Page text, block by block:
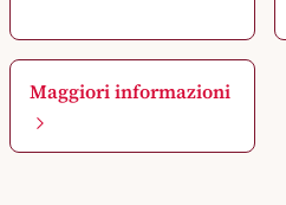
Maggiori informazioni